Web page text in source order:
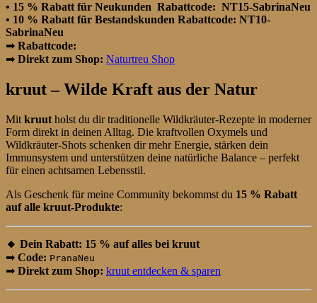
• 15 % Rabatt für Neukunden Rabattcode: NT15-SabrinaNeu
• 10 % Rabatt für Bestandskunden Rabattcode: NT10-
SabrinaNeu
➡ Rabattcode:
➡ Direkt zum Shop: Naturtreu Shop
kruut – Wilde Kraft aus der Natur
Mit kruut holst du dir traditionelle Wildkräuter-Rezepte in moderner
Form direkt in deinen Alltag. Die kraftvollen Oxymels und
Wildkräuter-Shots schenken dir mehr Energie, stärken dein
Immunsystem und unterstützen deine natürliche Balance – perfekt
für einen achtsamen Lebensstil.
Als Geschenk für meine Community bekommst du 15 % Rabatt
auf alle kruut-Produkte:
🔸 Dein Rabatt: 15 % auf alles bei kruut
➡ Code: PranaNeu
➡ Direkt zum Shop: kruut entdecken & sparen